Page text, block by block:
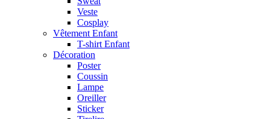
Veste
Cosplay
Vêtement Enfant
T-shirt Enfant
Décoration
Poster
Coussin
Lampe
Oreiller
Sticker